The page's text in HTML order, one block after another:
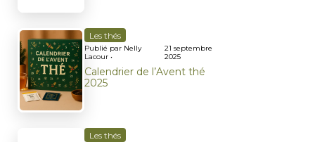
Les thés
Publié par Nelly
Lacour •
21 septembre
2025
Calendrier de l’Avent thé
2025
Les thés